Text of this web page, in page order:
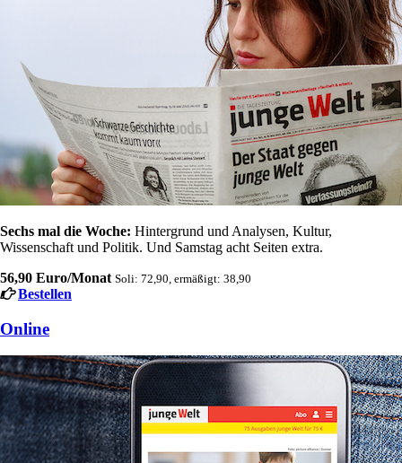
Sechs mal die Woche: Hintergrund und Analysen, Kultur,
Wissenschaft und Politik. Und Samstag acht Seiten extra.
56,90 Euro/Monat Soli: 72,90, ermäßigt: 38,90
Bestellen
Online